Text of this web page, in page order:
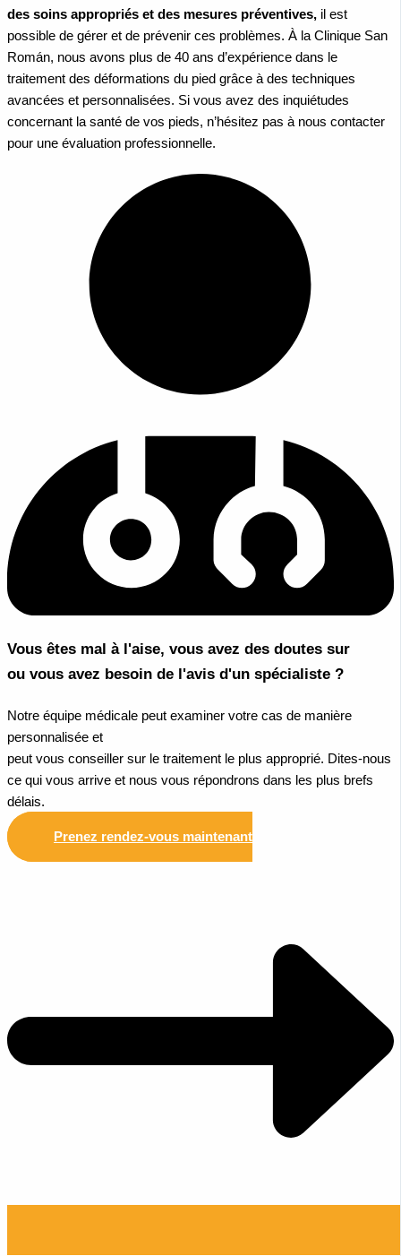
des soins appropriés et des mesures préventives, il est
possible de gérer et de prévenir ces problèmes. À la Clinique San
Román, nous avons plus de 40 ans d’expérience dans le
traitement des déformations du pied grâce à des techniques
avancées et personnalisées. Si vous avez des inquiétudes
concernant la santé de vos pieds, n’hésitez pas à nous contacter
pour une évaluation professionnelle.
Vous êtes mal à l'aise, vous avez des doutes sur
ou vous avez besoin de l'avis d'un spécialiste ?
Notre équipe médicale peut examiner votre cas de manière
personnalisée et
peut vous conseiller sur le traitement le plus approprié. Dites-nous
ce qui vous arrive et nous vous répondrons dans les plus brefs
délais.
Prenez rendez-vous maintenant